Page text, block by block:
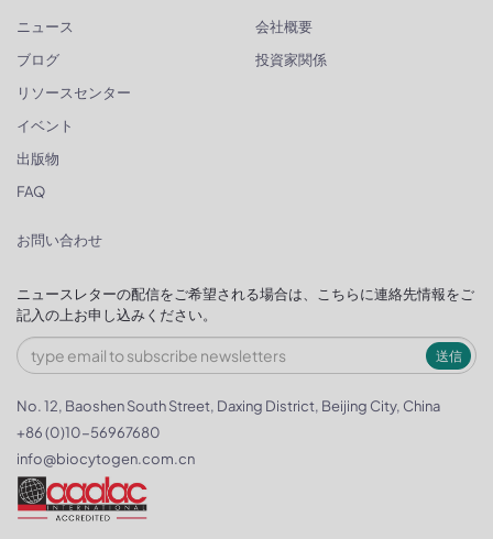
ニュース
ブログ
リソースセンター
イベント
出版物
FAQ
会社概要
投資家関係
お問い合わせ
ニュースレターの配信をご希望される場合は、こちらに連絡先情報をご
記入の上お申し込みください。
送信
No. 12, Baoshen South Street, Daxing District, Beijing City, China
+86 (0)10-56967680
info@biocytogen.com.cn